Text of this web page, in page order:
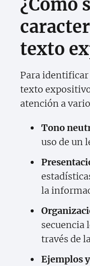
¿Cómo
texto
Para identificar
texto
atención a
Tono
uso de un
la
secuencia
través de
Ejemplos